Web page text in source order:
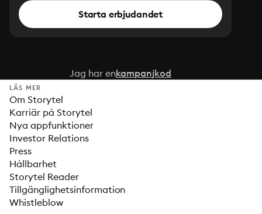
Starta erbjudandet
Jag har enkampanjkod
LÄS MER
Om Storytel
Karriär på Storytel
Nya appfunktioner
Investor Relations
Press
Hållbarhet
Storytel Reader
Tillgänglighetsinformation
Whistleblow